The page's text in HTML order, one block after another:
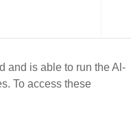
and is able to run the Al-
To access these